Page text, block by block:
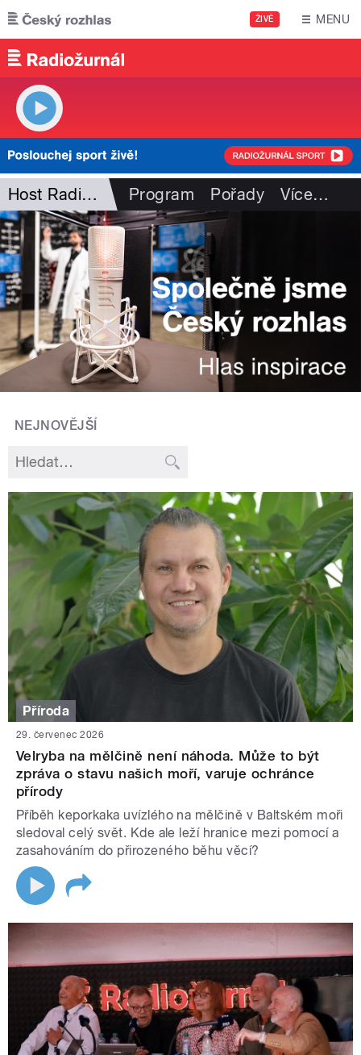
Přejít k hlavnímu obsahu
ŽIVĚ MENU
Host Radiožurnálu Program Pořady Více…
NEJNOVĚJŠÍ
Příroda
29. červenec 2026
Velryba na mělčině není náhoda. Může to být
zpráva o stavu našich moří, varuje ochránce
přírody
Příběh keporkaka uvízlého na mělčině v Baltském moři
sledoval celý svět. Kde ale leží hranice mezi pomocí a
zasahováním do přirozeného běhu věcí?